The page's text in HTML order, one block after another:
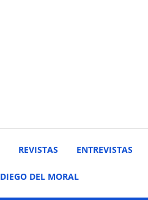
REVISTAS ENTREVISTAS
DIEGO DEL MORAL